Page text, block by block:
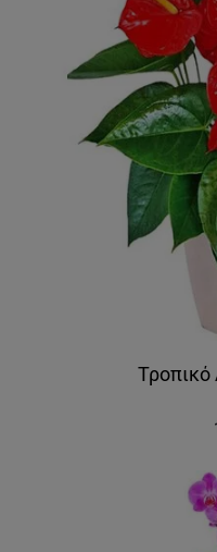
Τροπικό